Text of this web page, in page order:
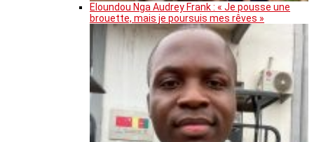
Eloundou Nga Audrey Frank : « Je pousse une
brouette, mais je poursuis mes rêves »